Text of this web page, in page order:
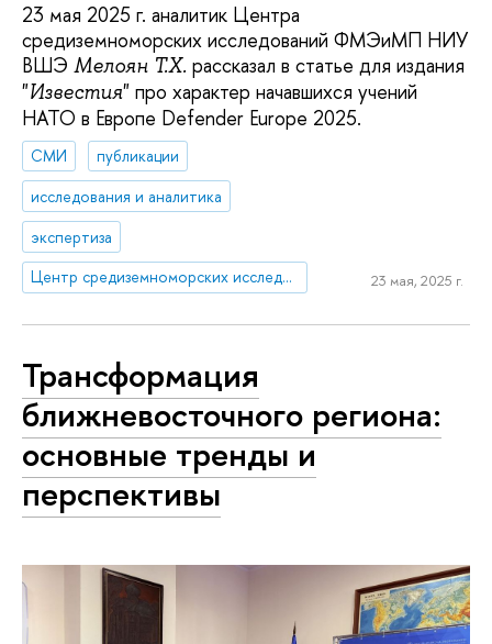
23 мая 2025 г. аналитик Центра
средиземноморских исследований ФМЭиМП НИУ
ВШЭ Мелоян Т.Х. рассказал в статье для издания
"Известия" про характер начавшихся учений
НАТО в Европе Defender Europe 2025.
СМИ
публикации
исследования и аналитика
экспертиза
Центр средиземноморских исследований
23 мая, 2025 г.
Трансформация
ближневосточного региона:
основные тренды и
перспективы